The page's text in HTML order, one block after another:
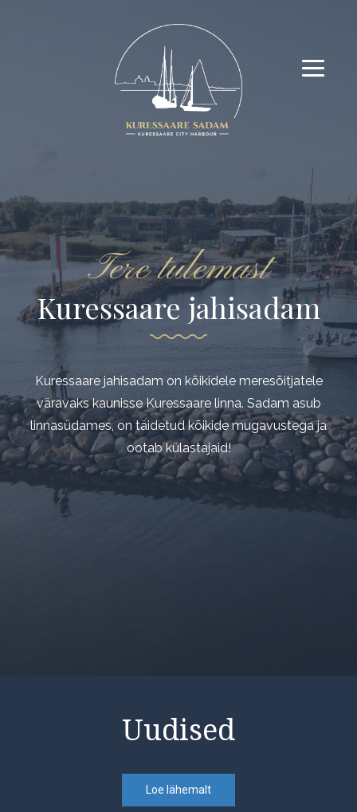
Tere tulemast
Kuressaare jahisadam
Kuressaare jahisadam on kõikidele meresõitjatele
kaunisse Kuressaare linna. Sadam asub linnasüdames, on
täidetud kõikide mugavustega ja ootab külastajaid!
Avasta uusi elamusi!
Sadam keset linna
Kuressaare jahisadam pakub kõiki mugavusi, mida
oodata oskad. Siit avaneb vaade võimsale Kuressaare
linnusele.
Uudised
Loe lähemalt